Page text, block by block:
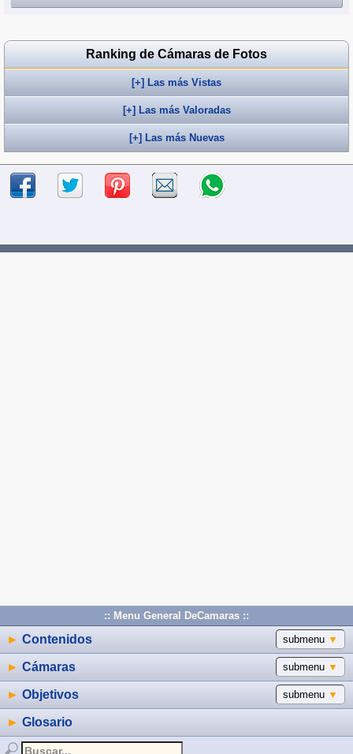
Ranking de Cámaras de Fotos
[+] Las más Vistas
[+] Las más Valoradas
[+] Las más Nuevas
:: Menu General DeCamaras ::
submenu ▼
► Contenidos
submenu ▼
► Cámaras
submenu ▼
► Objetivos
► Glosario